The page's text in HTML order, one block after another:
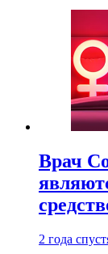
Врач
2 года